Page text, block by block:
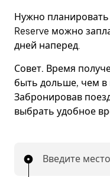
Нужно планировать
Reserve можно
дней наперед.
Совет. Время
быть дольше, чем в
Забронировав
выбрать удобное
Введите